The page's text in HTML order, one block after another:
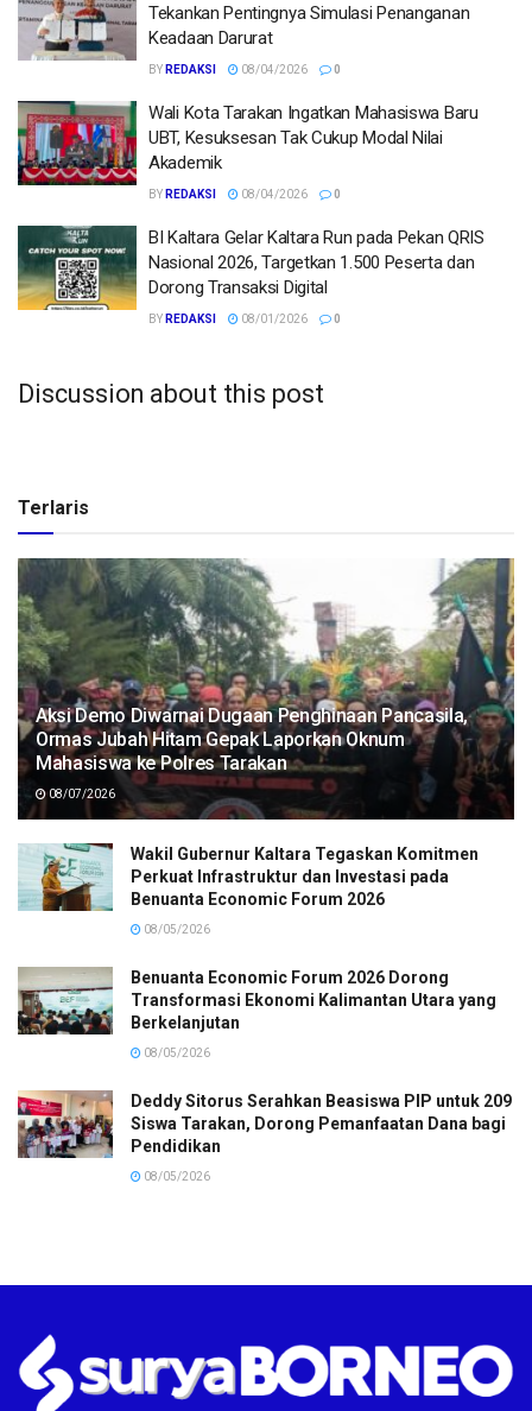
Tekankan Pentingnya Simulasi Penanganan
Keadaan Darurat
BY REDAKSI 08/04/2026 0
Wali Kota Tarakan Ingatkan Mahasiswa Baru
UBT, Kesuksesan Tak Cukup Modal Nilai
Akademik
BY REDAKSI 08/04/2026 0
BI Kaltara Gelar Kaltara Run pada Pekan QRIS
Nasional 2026, Targetkan 1.500 Peserta dan
Dorong Transaksi Digital
BY REDAKSI 08/01/2026 0
Discussion about this post
Terlaris
Aksi Demo Diwarnai Dugaan Penghinaan Pancasila,
Ormas Jubah Hitam Gepak Laporkan Oknum
Mahasiswa ke Polres Tarakan
08/07/2026
Wakil Gubernur Kaltara Tegaskan Komitmen
Perkuat Infrastruktur dan Investasi pada
Benuanta Economic Forum 2026
08/05/2026
Benuanta Economic Forum 2026 Dorong
Transformasi Ekonomi Kalimantan Utara yang
Berkelanjutan
08/05/2026
Deddy Sitorus Serahkan Beasiswa PIP untuk 209
Siswa Tarakan, Dorong Pemanfaatan Dana bagi
Pendidikan
08/05/2026